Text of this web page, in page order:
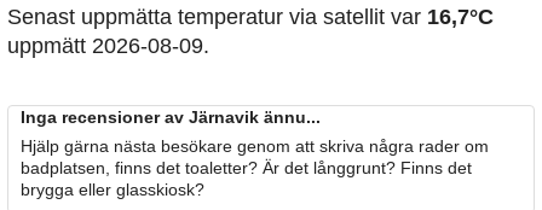
Senast uppmätta temperatur via satellit var 16,7°C
uppmätt 2026-08-09.
Inga recensioner av Järnavik ännu...
Hjälp gärna nästa besökare genom att skriva några rader om
badplatsen, finns det toaletter? Är det långgrunt? Finns det
brygga eller glasskiosk?